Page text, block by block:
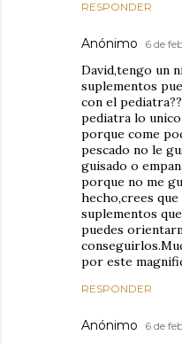
RESPONDER
Anónimo 6 de
David,tengo un
suplementos
con el
pediatra lo
porque come
pescado no le
guisado o
porque no me
hecho,crees
suplementos
puedes
por este
RESPONDER
Anónimo 6 de